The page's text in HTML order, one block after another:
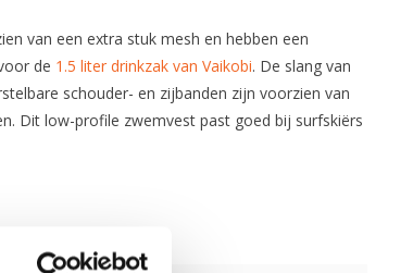
van een extra stuk mesh en hebben een
de 1.5 liter drinkzak van Vaikobi. De slang van
schouder- en zijbanden zijn voorzien van
Dit low-profile zwemvest past goed bij surfskiërs